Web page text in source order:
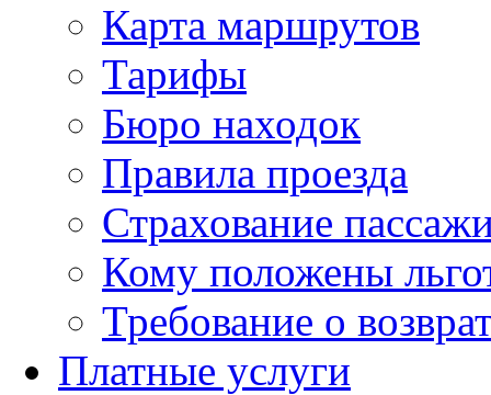
Карта маршрутов
Тарифы
Бюро находок
Правила проезда
Страхование
Кому положены
Требование о
Платные услуги